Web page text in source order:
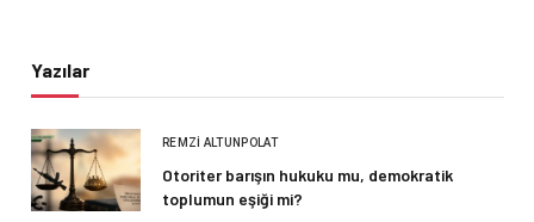
Yazılar
REMZI ALTUNPOLAT
Otoriter barışın hukuku mu, demokratik
toplumun eşiği mi?